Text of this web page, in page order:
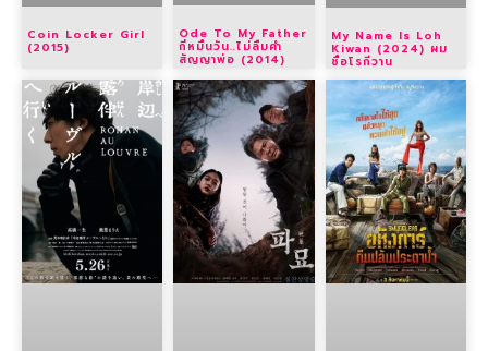
Coin Locker Girl
(2015)
Ode To My Father
กี่หมื่นวัน..ไม่ลืมคำ
สัญญาพ่อ (2014)
My Name Is Loh
Kiwan (2024) ผม
ชื่อโรกีวาน